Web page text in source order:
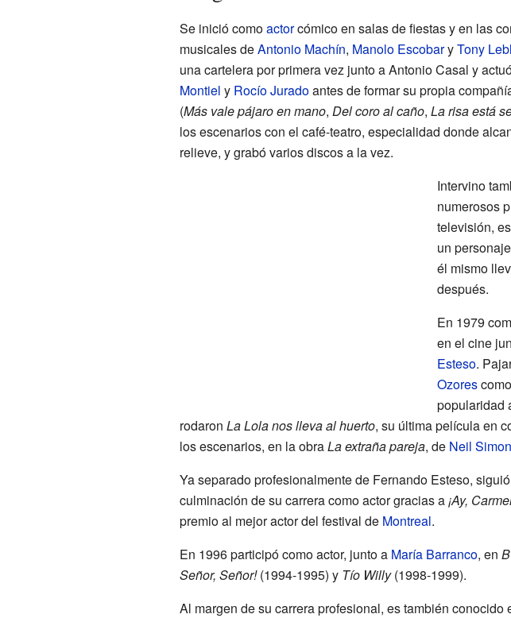
Se inició comoactorcómico en salas de fiestas y en las
musicales deAntonio Machín, Manolo EscobaryTony
una cartelera por primera vez junto a Antonio Casal y
Montiel y Rocío Juradoantes de formar su propia
(Más vale pájaro en mano, Del coro al caño, La risa está
los escenarios con el café-teatro, especialidad donde
relieve, y grabó varios discos a la vez.
Intervino
numerosos
televisión,
un
él mismo
después.
En 1979
en el cine
Esteso.
Ozores
popularidad
rodaron La Lola nos lleva al huerto, su última película en
los escenarios, en la obraLa extraña pareja, de Neil Simon
Ya separado profesionalmente de Fernando Esteso,
culminación de su carrera como actor gracias a¡Ay,
premio al mejor actor del festival de Montreal.
En 1996 participó como actor, junto a María Barranco, en
Señor, Señor!(1994-1995) y Tío Willy(1998-1999).
Al margen de su carrera profesional, es también